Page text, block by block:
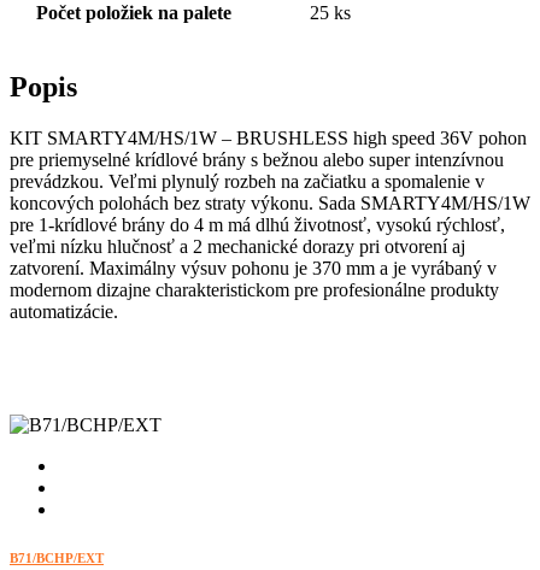
Počet položiek na palete 25 ks
Popis
KIT SMARTY4M/HS/1W – BRUSHLESS high speed 36V pohon
pre priemyselné krídlové brány s bežnou alebo super intenzívnou
prevádzkou. Veľmi plynulý rozbeh na začiatku a spomalenie v
koncových polohách bez straty výkonu. Sada SMARTY4M/HS/1W
pre 1-krídlové brány do 4 m má dlhú životnosť, vysokú rýchlosť,
veľmi nízku hlučnosť a 2 mechanické dorazy pri otvorení aj
zatvorení. Maximálny výsuv pohonu je 370 mm a je vyrábaný v
modernom dizajne charakteristickom pre profesionálne produkty
automatizácie.
B71/BCHP/EXT